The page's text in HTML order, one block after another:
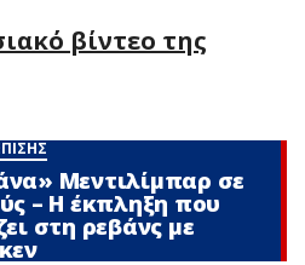
βίντεο της
Μεντιλίμπαρ σε
– Η έκπληξη που
στη ρεβάνς με